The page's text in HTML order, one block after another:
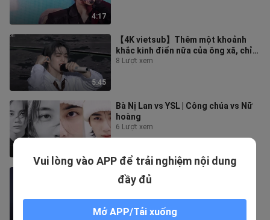
4:17
5:45
【4K vietsub】Thêm một khoảnh
khắc kinh điển nữa của ông xã, chỉ
yêu cái chất “sư tử” này; cuối cùng b
8 Lượt xem
Bà Nị Lan vs YSL | Công chúa vs Nữ
hoàng
6 Lượt xem
3:57
【4K vietsub】Đúng là độ tuổi biết
quyến rũ người khác – crazy in love |
Vui lòng vào APP để trải nghiệm nội dung
đầy đủ
Mở APP/Tải xuống